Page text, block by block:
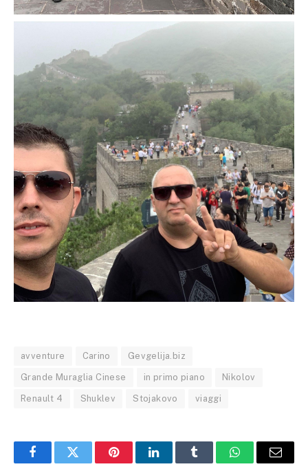
avventure Carino Gevgelija.biz
Grande Muraglia Cinese in primo piano Nikolov
Renault 4 Shuklev Stojakovo viaggi
FacebookTwitter PinterestLinkedInTumblr WhatsAppEmail